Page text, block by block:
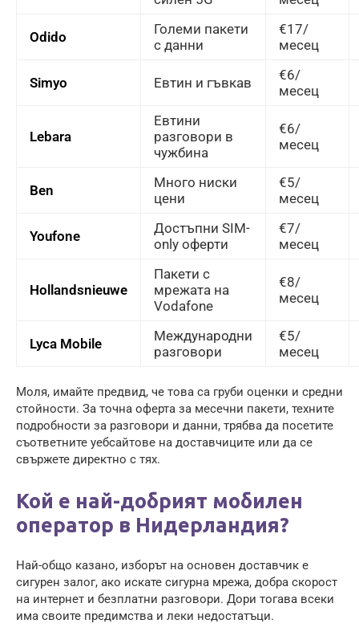
Odido
Големи пакети
с данни
€17/
месец
Simyo Евтин и гъвкав
€6/
месец
Lebara
Евтини
разговори в
чужбина
€6/
месец
Ben
Много ниски
цени
€5/
месец
Youfone
Достъпни SIM-
only оферти
€7/
месец
Hollandsnieuwe
Пакети с
мрежата на
Vodafone
€8/
месец
Lyca Mobile
Международни
разговори
€5/
месец
Моля, имайте предвид, че това са груби оценки и средни
стойности. За точна оферта за месечни пакети, техните
подробности за разговори и данни, трябва да посетите
съответните уебсайтове на доставчиците или да се
свържете директно с тях.
Кой е най-добрият мобилен
оператор в Нидерландия?
Най-общо казано, изборът на основен доставчик е
сигурен залог, ако искате сигурна мрежа, добра скорост
на интернет и безплатни разговори. Дори тогава всеки
има своите предимства и леки недостатъци.